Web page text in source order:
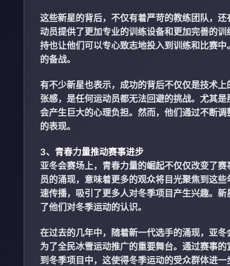
这些新星的背后，不仅有着严苛的教练团队，
动员提供了更加专业的训练设备和更加完善的
持也让他们可以专心致志地投入到训练和比赛
的备战。
有不少新星也表示，成功的背后不仅仅是技术
张感，是任何运动员都无法回避的挑战。尤其
会产生巨大的心理负担。然而，他们通过不断
的表现。
3、青春力量推动赛事进步
亚冬会赛场上，青春力量的崛起不仅仅改变了
员的涌现，意味着更多的观众将目光聚焦到这
速传播，吸引了更多人对冬季项目产生兴趣。
了他们对冬季运动的认识。
在过去的几年中，随着新一代选手的涌现，亚
为了全民冰雪运动推广的重要舞台。通过赛事
到冬季项目中，这使得冬季运动的受众群体进